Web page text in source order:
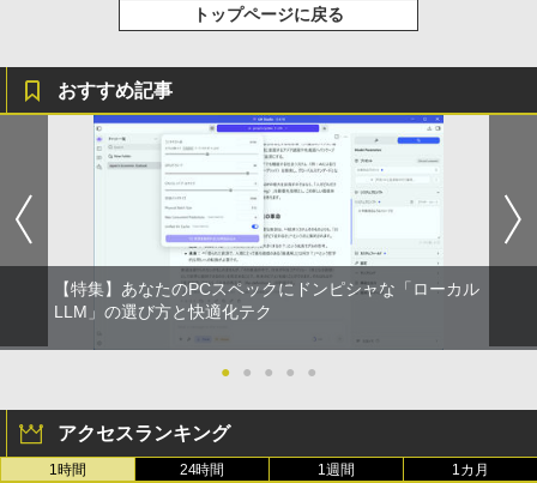
トップページに戻る
おすすめ記事
【特集】あなたのPCスペックにドンピシャな「ローカル
LLM」の選び方と快適化テク
● ● ● ● ●
アクセスランキング
1時間 24時間 1週間 1カ月